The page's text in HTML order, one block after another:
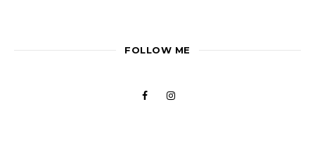
FOLLOW ME